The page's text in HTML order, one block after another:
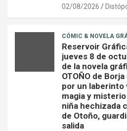
02/08/2026
CÓMIC & NOVELA
Reservoir
jueves 8 de
de la novela
OTOÑO de
por un laberinto
magia y
niña hechizada
de Otoño,
salida